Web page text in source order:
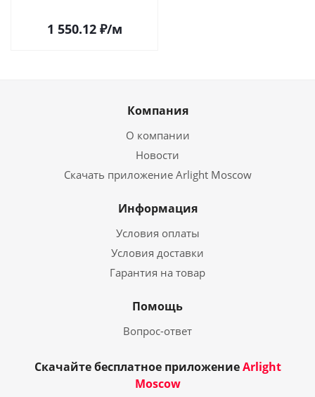
1 550.12₽/м
Компания
О компании
Новости
Скачать приложение Arlight Moscow
Информация
Условия оплаты
Условия доставки
Гарантия на товар
Помощь
Вопрос-ответ
Скачайте бесплатное приложениеArlight
Moscow